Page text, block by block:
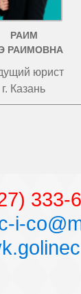
РАИМ
РАИМОВНА
юрист
г. Казань
333-
i-